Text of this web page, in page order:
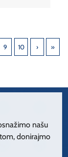
9 10
našu
donirajmo